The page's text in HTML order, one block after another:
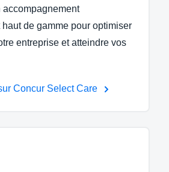
accompagnement
de gamme pour optimiser
entreprise et atteindre vos
Concur Select Care